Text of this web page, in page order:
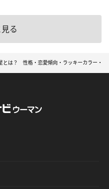
る
とは？ 性格・恋愛傾向・ラッキーカラー・適